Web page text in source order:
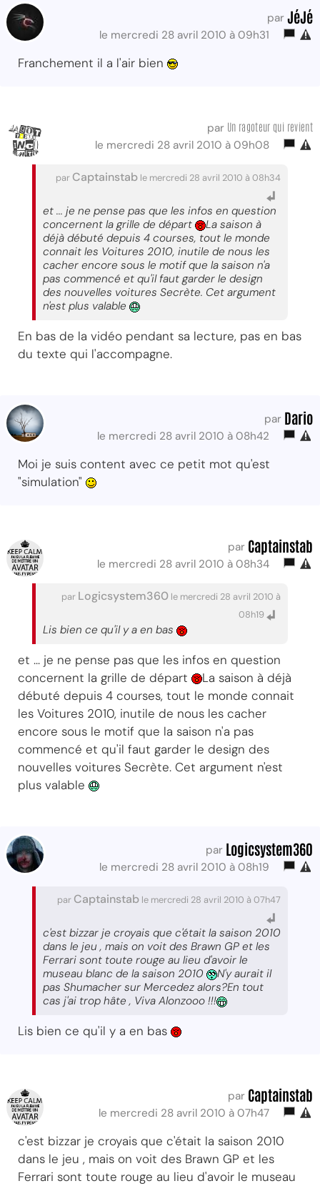
par JéJé
le mercredi 28 avril 2010 à 09h31
Franchement il a l'air bien
par Un ragoteur qui revient
le mercredi 28 avril 2010 à 09h08
par Captainstab le mercredi 28 avril 2010 à 08h34
et ... je ne pense pas que les infos en question
concernent la grille de départ
La saison à
déjà débuté depuis 4 courses, tout le monde
connait les Voitures 2010, inutile de nous les
cacher encore sous le motif que la saison n'a
pas commencé et qu'il faut garder le design
des nouvelles voitures Secrète. Cet argument
n'est plus valable
En bas de la vidéo pendant sa lecture, pas en bas
du texte qui l'accompagne.
par Dario
le mercredi 28 avril 2010 à 08h42
Moi je suis content avec ce petit mot qu'est
"simulation"
par Captainstab
le mercredi 28 avril 2010 à 08h34
par Logicsystem360 le mercredi 28 avril 2010 à
08h19
Lis bien ce qu'il y a en bas
et ... je ne pense pas que les infos en question
concernent la grille de départ
La saison à déjà
débuté depuis 4 courses, tout le monde connait
les Voitures 2010, inutile de nous les cacher
encore sous le motif que la saison n'a pas
commencé et qu'il faut garder le design des
nouvelles voitures Secrète. Cet argument n'est
plus valable
par Logicsystem360
le mercredi 28 avril 2010 à 08h19
par Captainstab le mercredi 28 avril 2010 à 07h47
c'est bizzar je croyais que c'était la saison 2010
dans le jeu , mais on voit des Brawn GP et les
Ferrari sont toute rouge au lieu d'avoir le
museau blanc de la saison 2010
N'y aurait il
pas Shumacher sur Mercedez alors?En tout
cas j'ai trop hâte , Viva Alonzooo !!!
Lis bien ce qu'il y a en bas
par Captainstab
le mercredi 28 avril 2010 à 07h47
c'est bizzar je croyais que c'était la saison 2010
dans le jeu , mais on voit des Brawn GP et les
Ferrari sont toute rouge au lieu d'avoir le museau